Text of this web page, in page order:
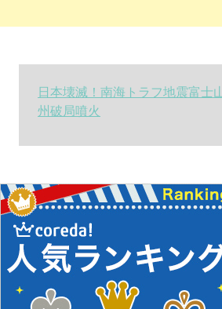
日本壊滅！南海トラフ地震富士
州破局噴火